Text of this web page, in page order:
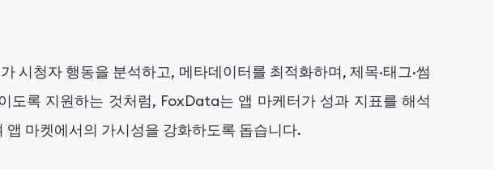
시청자 행동을 분석하고, 메타데이터를 최적화하며, 제목·태그·썸
도록 지원하는 것처럼, FoxData는 앱 마케터가 성과 지표를 해석
마켓에서의 가시성을 강화하도록 돕습니다.